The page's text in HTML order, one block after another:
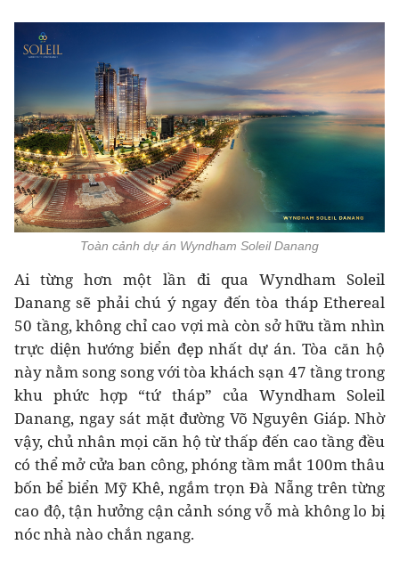
Toàn cảnh dự án Wyndham Soleil Danang
Ai từng hơn một lần đi qua Wyndham Soleil
Danang sẽ phải chú ý ngay đến tòa tháp Ethereal
50 tầng, không chỉ cao vợi mà còn sở hữu tầm nhìn
trực diện hướng biển đẹp nhất dự án. Tòa căn hộ
này nằm song song với tòa khách sạn 47 tầng trong
khu phức hợp “tứ tháp” của Wyndham Soleil
Danang, ngay sát mặt đường Võ Nguyên Giáp. Nhờ
vậy, chủ nhân mọi căn hộ từ thấp đến cao tầng đều
có thể mở cửa ban công, phóng tầm mắt 100m thâu
bốn bể biển Mỹ Khê, ngắm trọn Đà Nẵng trên từng
cao độ, tận hưởng cận cảnh sóng vỗ mà không lo bị
nóc nhà nào chắn ngang.